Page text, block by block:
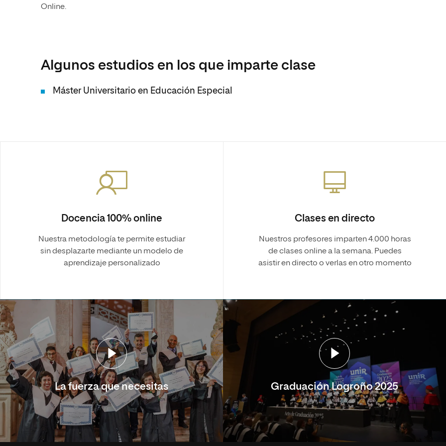
Online.
Algunos estudios en los que imparte clase
Máster Universitario en Educación Especial
Docencia 100% online
Nuestra metodología te permite estudiar
sin desplazarte mediante un modelo de
aprendizaje personalizado
Clases en directo
Nuestros profesores imparten 4.000 horas
de clases online a la semana. Puedes
asistir en directo o verlas en otro momento
La fuerza que necesitas Graduación Logroño 2025